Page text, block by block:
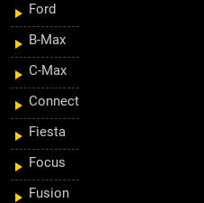
Ford
B-Max
C-Max
Connect
Fiesta
Focus
Fusion